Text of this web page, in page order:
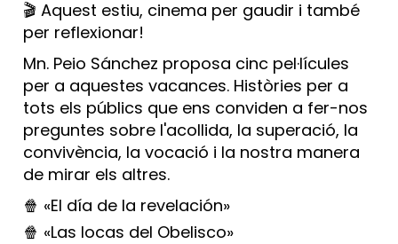
🎬 Aquest estiu, cinema per gaudir i també
per reflexionar!
Mn. Peio Sánchez proposa cinc pel·lícules
per a aquestes vacances. Històries per a
tots els públics que ens conviden a fer-nos
preguntes sobre l'acollida, la superació, la
convivència, la vocació i la nostra manera
de mirar els altres.
🍿 «El día de la revelación»
🍿 «Las locas del Obelisco»